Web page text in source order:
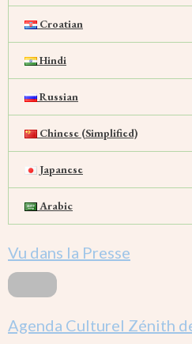
Croatian
Hindi
Russian
Chinese (Simplified)
Japanese
Arabic
Vu dans la Presse
Agenda Culturel Zénith